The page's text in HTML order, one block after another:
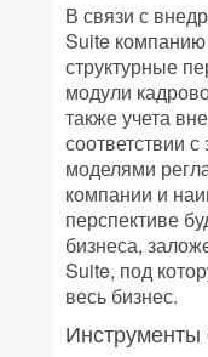
В связи с
Suite
структурные
модули
также учета
соответствии
моделями
компании и
перспективе
бизнеса,
Suite, под
весь бизнес.
Инструменты